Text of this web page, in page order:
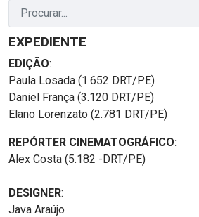
EXPEDIENTE
EDIÇÃO:
Paula Losada (1.652 DRT/PE)
Daniel França (3.120 DRT/PE)
Elano Lorenzato (2.781 DRT/PE)
REPÓRTER CINEMATOGRÁFICO:
Alex Costa (5.182 -DRT/PE)
DESIGNER:
Java Araújo